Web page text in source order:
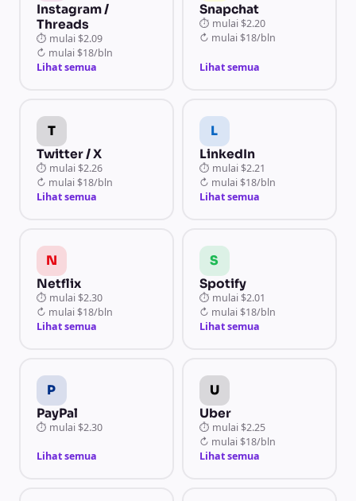
Instagram /
Threads
⏱ mulai $2.09
↻ mulai $18/bln
Lihat semua
Snapchat
⏱ mulai $2.20
↻ mulai $18/bln
Lihat semua
T
Twitter / X
⏱ mulai $2.26
↻ mulai $18/bln
Lihat semua
L
LinkedIn
⏱ mulai $2.21
↻ mulai $18/bln
Lihat semua
N
Netflix
⏱ mulai $2.30
↻ mulai $18/bln
Lihat semua
S
Spotify
⏱ mulai $2.01
↻ mulai $18/bln
Lihat semua
P
PayPal
⏱ mulai $2.30
Lihat semua
U
Uber
⏱ mulai $2.25
↻ mulai $18/bln
Lihat semua